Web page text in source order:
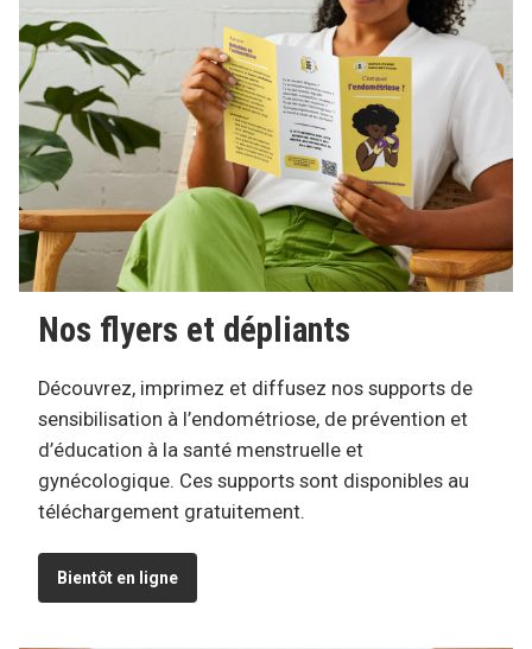
Nos flyers et dépliants
Découvrez, imprimez et diffusez nos supports de
sensibilisation à l’endométriose, de prévention et
d’éducation à la santé menstruelle et
gynécologique. Ces supports sont disponibles au
téléchargement gratuitement.
Bientôt en ligne